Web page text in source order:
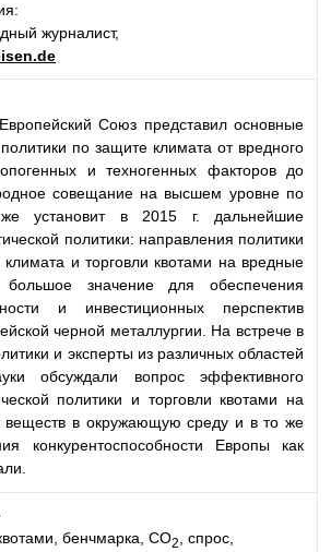
журналист,
Союз представил основные
по защите климата от вредного
и техногенных факторов до
совещание на высшем уровне по
установит в 2015 г. дальнейшие
политики: направления политики
и торговли квотами на вредные
значение для обеспечения
и инвестиционных перспектив
черной металлургии. На встрече в
и эксперты из различных областей
обсуждали вопрос эффективного
политики и торговли квотами на
веществ в окружающую среду и в то же
конкурентоспособности Европы как
бенчмарка, СО2
, спрос,